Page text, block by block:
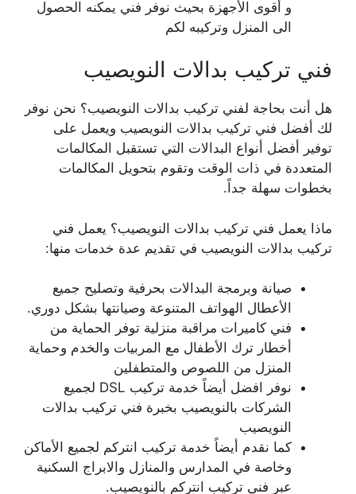
و أقوى الأجهزة بحيث نوفر فني يمكنه الحصول
الى المنزل وتركيبه لكم
فني تركيب بدالات النويصيب
هل أنت بحاجة لفني تركيب بدالات النويصيب؟ نحن نوفر
لك أفضل فني تركيب بدالات النويصيب ويعمل على
توفير أفضل أنواع البدالات التي تستقبل المكالمات
المتعددة في ذات الوقت وتقوم بتحويل المكالمات
بخطوات سهلة جداً.
ماذا يعمل فني تركيب بدالات النويصيب؟ يعمل فني
تركيب بدالات النويصيب في تقديم عدة خدمات منها:
صيانة وبرمجة البدالات بحرفية وتصليح جميع
الأعطال الهواتف المتنوعة وصيانتها بشكل دوري.
فني كاميرات مراقبة منزلية توفر الحماية من
أخطار ترك الأطفال مع المربيات والخدم وحماية
المنزل من اللصوص والمتطفلين
نوفر افضل أيضاً خدمة تركيب DSL لجميع
الشركات بالنويصيب بخبرة فني تركيب بدالات
النويصيب
كما نقدم أيضاً خدمة تركيب انتركم لجميع الأماكن
وخاصة في المدارس والمنازل والابراج السكنية
عبر فني تركيب انتركم بالنويصيب.